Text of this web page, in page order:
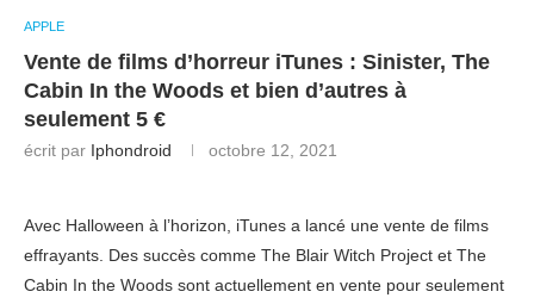
APPLE
Vente de films d’horreur iTunes : Sinister, The
Cabin In the Woods et bien d’autres à
seulement 5 €
écrit par Iphondroid octobre 12, 2021
Avec Halloween à l’horizon, iTunes a lancé une vente de films
effrayants. Des succès comme The Blair Witch Project et The
Cabin In the Woods sont actuellement en vente pour seulement